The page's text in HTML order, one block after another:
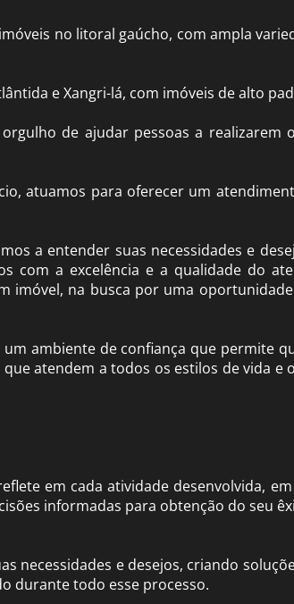
no litoral gaúcho, com ampla
e Xangri-lá, com imóveis de alto
de ajudar pessoas a
atuamos para oferecer um
a entender suas necessidades e
com a excelência e a qualidade do
imóvel, na busca por uma
ambiente de confiança que permite
atendem a todos os estilos de vida
em cada atividade desenvolvida,
informadas para obtenção do seu
necessidades e desejos, criando
durante todo esse processo.